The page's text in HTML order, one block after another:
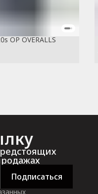
OP OVERALLS
Подписаться